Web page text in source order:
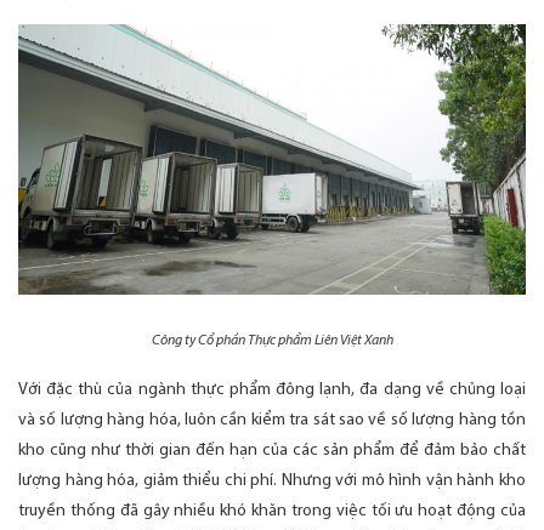
Công ty Cổ phần Thực phẩm Liên Việt Xanh
Với đặc thù của ngành thực phẩm đông lạnh, đa dạng về chủng loại
và số lượng hàng hóa, luôn cần kiểm tra sát sao về số lượng hàng tồn
kho cũng như thời gian đến hạn của các sản phẩm để đảm bảo chất
lượng hàng hóa, giảm thiểu chi phí. Nhưng với mô hình vận hành kho
truyền thống đã gây nhiều khó khăn trong việc tối ưu hoạt động của